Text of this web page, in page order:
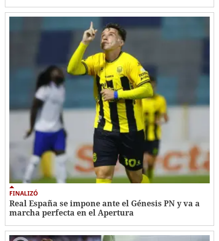
FINALIZÓ
Real España se impone ante el Génesis PN y va a
marcha perfecta en el Apertura